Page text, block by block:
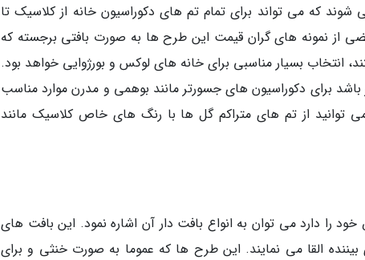
که می تواند برای تمام تم های دکوراسیون خانه از کلاسیک تا
از نمونه های گران قیمت این طرح ها به صورت بافتی برجسته که
انتخاب بسیار مناسبی برای خانه های لوکس و بورژوایی خواهد بود.
برای دکوراسیون های جسورتر مانند بوهمی و مدرن موارد مناسب
توانید از تم های متراکم گل ها با رنگ های خاص کلاسیک مانند
را دارد می توان به انواع بافت دار آن اشاره نمود. این بافت های
القا می نمایند. این طرح ها که عموما به صورت خنثی و برای